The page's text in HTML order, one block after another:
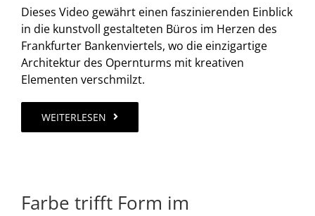
Dieses Video gewährt einen faszinierenden Einblick
in die kunstvoll gestalteten Büros im Herzen des
Frankfurter Bankenviertels, wo die einzigartige
Architektur des Opernturms mit kreativen
Elementen verschmilzt.
WEITERLESEN
Farbe trifft Form im